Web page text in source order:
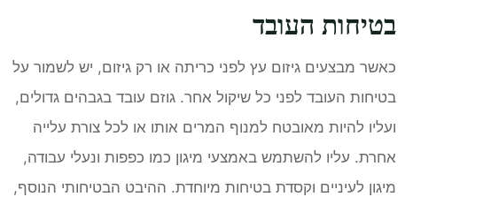
בטיחות העובד
כאשר מבצעים גיזום עץ לפני כריתה או רק גיזום, יש לשמור על
בטיחות העובד לפני כל שיקול אחר. גוזם עובד בגבהים גדולים,
ועליו להיות מאובטח למנוף המרים אותו או לכל צורת עלייה
אחרת. עליו להשתמש באמצעי מיגון כמו כפפות ונעלי עבודה,
מיגון לעיניים וקסדת בטיחות מיוחדת. ההיבט הבטיחותי הנוסף,